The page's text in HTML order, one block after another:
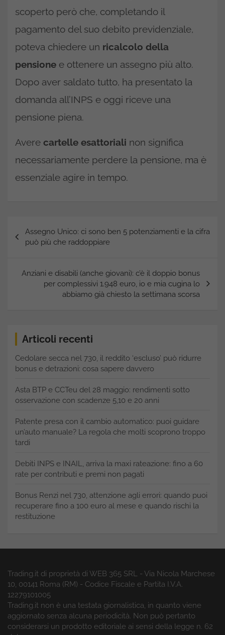
scoperto però che, completando il
pagamento del suo debito previdenziale,
poteva chiedere un ricalcolo della
pensione e ottenere un assegno più alto.
Dopo aver saldato tutto, ha presentato la
domanda all’INPS e oggi riceve una
pensione piena.
Avere cartelle esattoriali non significa
necessariamente perdere la pensione, ma è
essenziale agire in tempo.
articoli
Assegno Unico: ci sono ben 5 potenziamenti e la cifra
può più che raddoppiare
Anziani e disabili (anche giovani): c’è il doppio bonus
per complessivi 1.948 euro, io e mia cugina lo
abbiamo già chiesto la settimana scorsa
Articoli recenti
Cedolare secca nel 730, il reddito ‘escluso’ può ridurre
bonus e detrazioni: cosa sapere davvero
Asta BTP e CCTeu del 28 maggio: rendimenti sotto
osservazione con scadenze 5,10 e 20 anni
Patente presa con il cambio automatico: puoi guidare
un’auto manuale? La regola che molti scoprono troppo
tardi
Debiti INPS e INAIL, arriva la maxi rateazione: fino a 60
rate per contributi e premi non pagati
Bonus Renzi nel 730, attenzione agli errori: quando puoi
recuperare fino a 100 euro al mese e quando rischi la
restituzione
Trading.it di proprietà di WEB 365 SRL - Via Nicola Marchese
10, 00141 Roma (RM) - Codice Fiscale e Partita I.V.A.
12279101005
Trading.it non è una testata giornalistica, in quanto viene
aggiornato senza alcuna periodicità. Non può pertanto
considerarsi un prodotto editoriale ai sensi della legge n. 62